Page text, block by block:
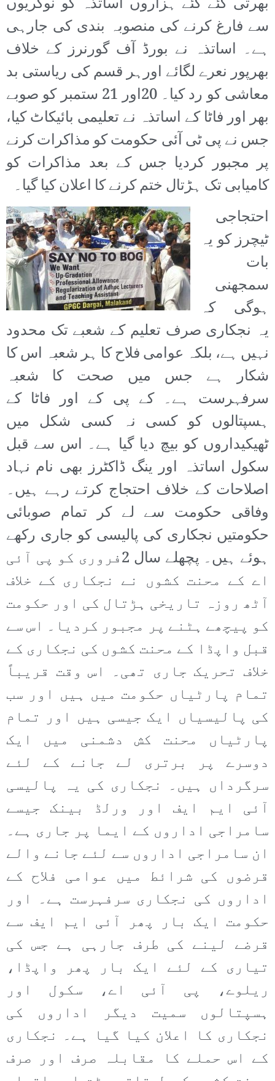
سے فارغ کرنے کی منصوبہ بندی کی جارہی
ہے۔ اساتذہ نے بورڈ آف گورنرز کے خلاف
بھرپور نعرے لگائے اورہر قسم کی ریاستی بد
معاشی کو رد کیا۔ 20اور 21 ستمبر کو صوبے
بھر اور فاٹا کے اساتذہ نے تعلیمی بائیکاٹ کیا،
جس نے پی ٹی آئی حکومت کو مذاکرات کرنے
پر مجبور کردیا جس کے بعد مذاکرات کو
کامیابی تک ہڑتال ختم کرنے کا اعلان کیا گیا۔
احتجاجی
ٹیچرز کو یہ
بات
سمجھنی
ہوگی کہ
یہ نجکاری صرف تعلیم کے شعبے تک محدود
نہیں ہے، بلکہ عوامی فلاح کا ہر شعبہ اس کا
شکار ہے جس میں صحت کا شعبہ
سرفہرست ہے۔ کے پی کے اور فاٹا کے
ہسپتالوں کو کسی نہ کسی شکل میں
ٹھیکیداروں کو بیچ دیا گیا ہے۔ اس سے قبل
سکول اساتذہ اور ینگ ڈاکٹرز بھی نام نہاد
اصلاحات کے خلاف احتجاج کرتے رہے ہیں۔
وفاقی حکومت سے لے کر تمام صوبائی
حکومتیں نجکاری کی پالیسی کو جاری رکھے
ہوئے ہیں۔ پچھلے سال 2فروری کو پی آئی
اے کے محنت کشوں نے نجکاری کے خلاف
آٹھ روزہ تاریخی ہڑتال کی اور حکومت
کو پیچھے ہٹنے پر مجبور کردیا۔ اس سے
قبل واپڈا کے محنت کشوں کی نجکاری کے
خلاف تحریک جاری تھی۔ اس وقت قریباً
تمام پارٹیاں حکومت میں ہیں اور سب
کی پالیسیاں ایک جیسی ہیں اور تمام
پارٹیاں محنت کش دشمنی میں ایک
دوسرے پر برتری لے جانے کے لئے
سرگرداں ہیں۔ نجکاری کی یہ پالیسی
آئی ایم ایف اور ورلڈ بینک جیسے
سامراجی اداروں کے ایما پر جاری ہے۔
ان سامراجی اداروں سے لئے جانے والے
قرضوں کی شرائط میں عوامی فلاح کے
اداروں کی نجکاری سرفہرست ہے۔ اور
حکومت ایک بار پھر آئی ایم ایف سے
قرضے لینے کی طرف جارہی ہے جس کی
تیاری کے لئے ایک بار پھر واپڈا،
ریلوے، پی آئی اے، سکول اور
ہسپتالوں سمیت دیگر اداروں کی
نجکاری کا اعلان کیا گیا ہے۔ نجکاری
کے اس حملے کا مقابلہ صرف اور صرف